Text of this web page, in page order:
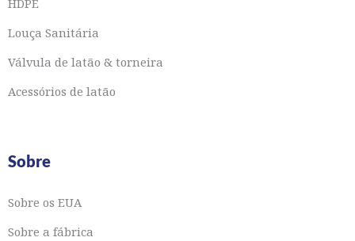
HDPE
Louça Sanitária
Válvula de latão & torneira
Acessórios de latão
Sobre
Sobre os EUA
Sobre a fábrica